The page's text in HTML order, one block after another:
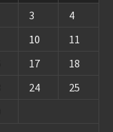
3
4
10
11
17
18
24
25